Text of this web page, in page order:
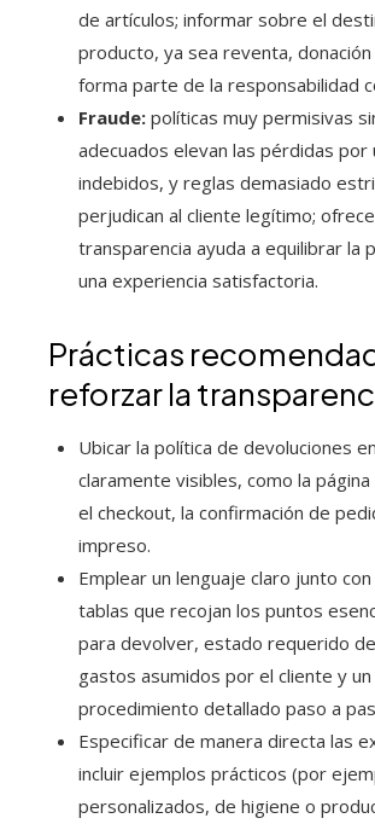
de artículos; informar sobre el
producto, ya sea reventa, donación
forma parte de la responsabilidad
Fraude: políticas muy permisivas
adecuados elevan las pérdidas por
indebidos, y reglas demasiado
perjudican al cliente legítimo;
transparencia ayuda a equilibrar la
una experiencia satisfactoria.
Prácticas
reforzar la
Ubicar la política de devoluciones
claramente visibles, como la
el checkout, la confirmación de
impreso.
Emplear un lenguaje claro junto
tablas que recojan los puntos
para devolver, estado requerido
gastos asumidos por el cliente y un
procedimiento detallado paso a
Especificar de manera directa las
incluir ejemplos prácticos (por
personalizados, de higiene o